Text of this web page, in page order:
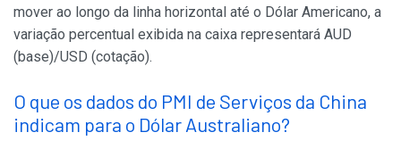
mover ao longo da linha horizontal até o Dólar Americano, a
variação percentual exibida na caixa representará AUD
(base)/USD (cotação).
O que os dados do PMI de Serviços da China
indicam para o Dólar Australiano?